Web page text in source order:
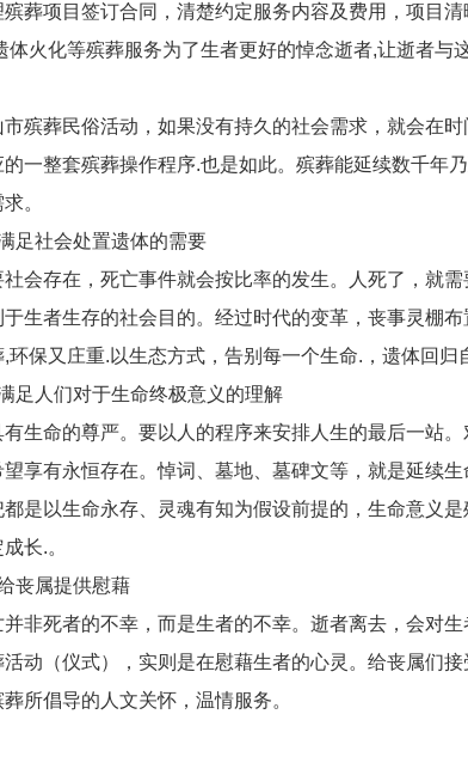
殡葬项目签订合同，清楚约定服务内容及费用，项目
体火化等殡葬服务为了生者更好的悼念逝者,让逝者与
市殡葬民俗活动，如果没有持久的社会需求，就会在
的一整套殡葬操作程序.也是如此。殡葬能延续数千年
。
足社会处置遗体的需要
社会存在，死亡事件就会按比率的发生。人死了，就
于生者生存的社会目的。经过时代的变革，丧事灵棚
,环保又庄重.以生态方式，告别每一个生命.，遗体回归
足人们对于生命终极意义的理解
有生命的尊严。要以人的程序来安排人生的最后一站
望享有永恒存在。悼词、墓地、墓碑文等，就是延续
都是以生命永存、灵魂有知为假设前提的，生命意义
长.。
丧属提供慰藉
并非死者的不幸，而是生者的不幸。逝者离去，会对
活动（仪式），实则是在慰藉生者的心灵。给丧属们
所倡导的人文关怀，温情服务。